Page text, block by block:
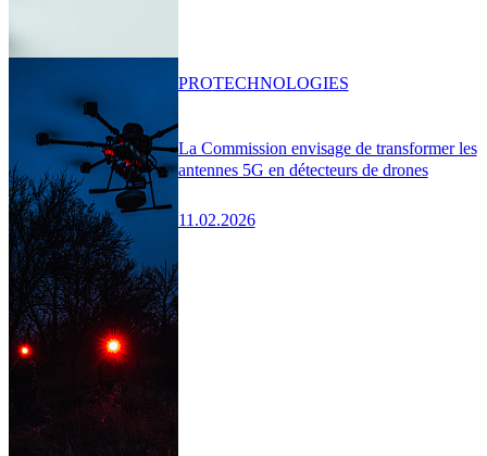
La Commission envisage de transformer les
antennes 5G en détecteurs de drones
11.02.2026
PROTECHNOLOGIES